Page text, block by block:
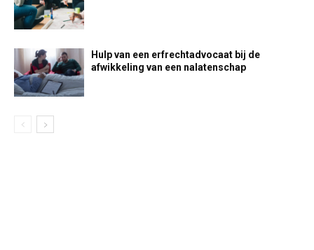
Hulp van een erfrechtadvocaat bij de
afwikkeling van een nalatenschap